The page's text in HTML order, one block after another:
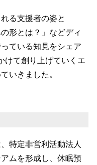
る支援者の姿と
形とは？」などディ
ている知見をシェア
けて創り上げていくエ
いきました。
特定非営利活動法人
ムを形成し、休眠預